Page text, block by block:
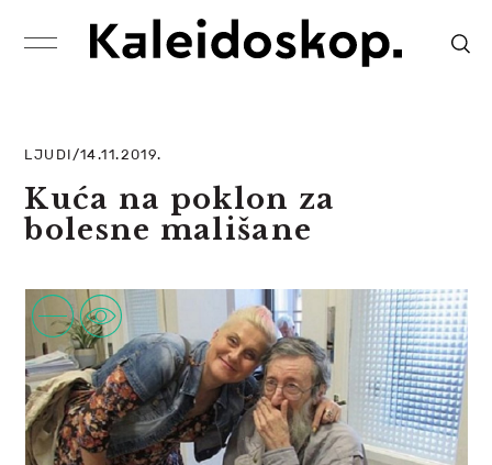
LJUDI/14.11.2019.
Kuća na poklon za
bolesne mališane